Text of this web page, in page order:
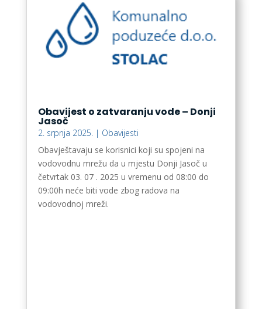
Obavijest o zatvaranju vode – Donji
Jasoč
2. srpnja 2025.| Obavijesti
Obavještavaju se korisnici koji su spojeni na
vodovodnu mrežu da u mjestu Donji Jasoč u
četvrtak 03. 07 . 2025 u vremenu od 08:00 do
09:00h neće biti vode zbog radova na
vodovodnoj mreži.